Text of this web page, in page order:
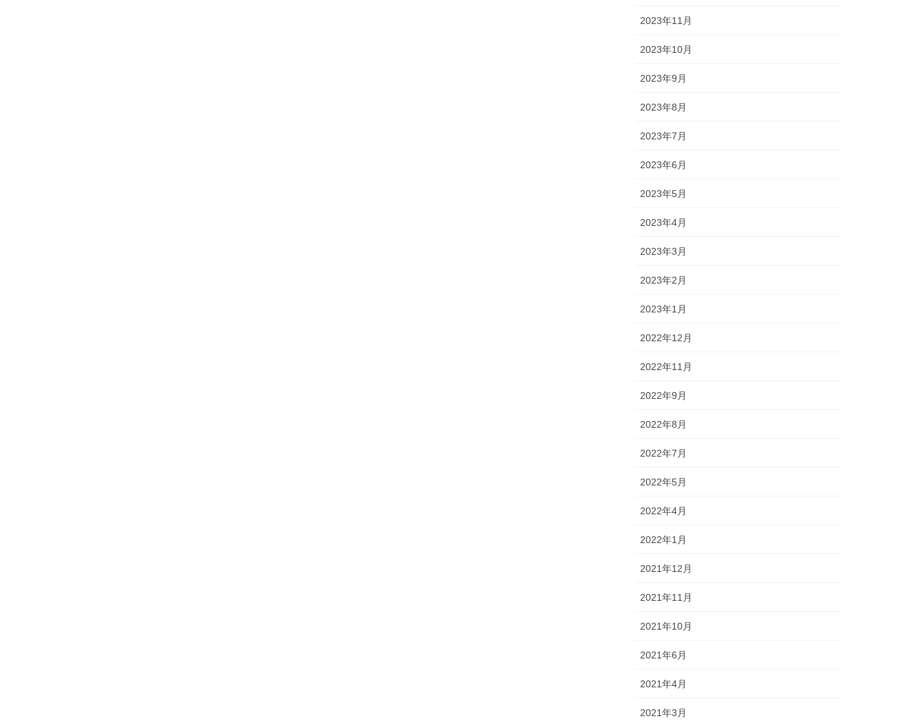
2023年11月
2023年10月
2023年9月
2023年8月
2023年7月
2023年6月
2023年5月
2023年4月
2023年3月
2023年2月
2023年1月
2022年12月
2022年11月
2022年9月
2022年8月
2022年7月
2022年5月
2022年4月
2022年1月
2021年12月
2021年11月
2021年10月
2021年6月
2021年4月
2021年3月